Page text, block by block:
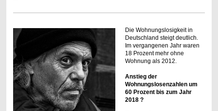
Die Wohnungslosigkeit in
Deutschland steigt deutlich.
Im vergangenen Jahr waren
18 Prozent mehr ohne
Wohnung als 2012.
Anstieg der
Wohnungslosenzahlen um
60 Prozent bis zum Jahr
2018 ?